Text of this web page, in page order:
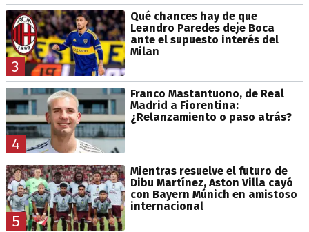
3
Qué chances hay de que
Leandro Paredes deje Boca
ante el supuesto interés del
Milan
4
Franco Mastantuono, de Real
Madrid a Fiorentina:
¿Relanzamiento o paso atrás?
5
Mientras resuelve el futuro de
Dibu Martínez, Aston Villa cayó
con Bayern Múnich en amistoso
internacional